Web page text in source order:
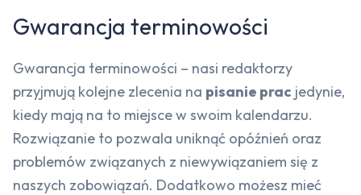
Gwarancja terminowości
Gwarancja terminowości – nasi redaktorzy
przyjmują kolejne zlecenia na pisanie prac jedynie,
kiedy mają na to miejsce w swoim kalendarzu.
Rozwiązanie to pozwala uniknąć opóźnień oraz
problemów związanych z niewywiązaniem się z
naszych zobowiązań. Dodatkowo możesz mieć